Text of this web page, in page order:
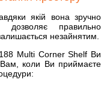
якій вона зручно
правильно
незайнятим.
Multi Corner Shelf Ви
коли Ви приймаєте